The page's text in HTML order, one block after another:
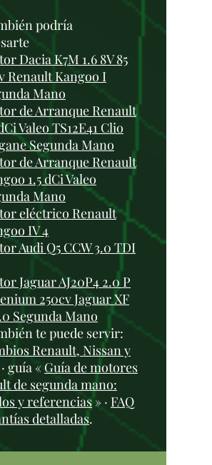
podría
Dacia K7M 1.6 8V 85
Renault Kangoo I
Mano
de Arranque Renault
Valeo TS12E41 Clio
Segunda Mano
de Arranque Renault
1.5 dCi Valeo
Mano
eléctrico Renault
IV 4
Audi Q5 CCW 3.0 TDI
Jaguar AJ20P4 2.0 P
250cv Jaguar XF
Segunda Mano
te puede servir:
Renault, Nissan y
· guía « Guía de motores
de segunda mano:
y referencias» · FAQ
detalladas.